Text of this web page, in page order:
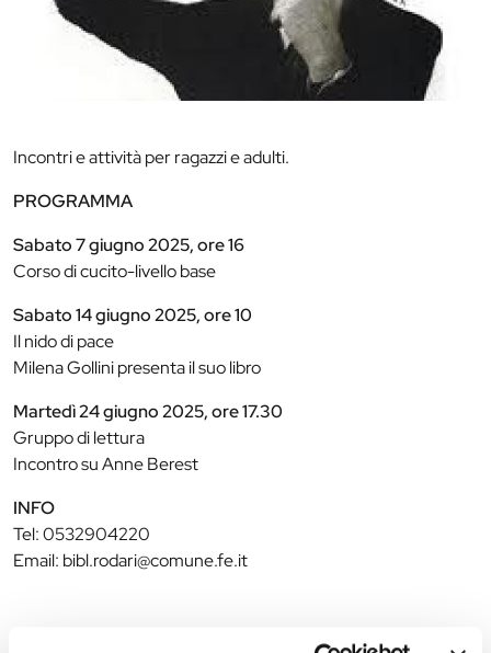
Incontri e attività per ragazzi e adulti.
PROGRAMMA
Sabato 7 giugno 2025, ore 16
Corso di cucito-livello base
Sabato 14 giugno 2025, ore 10
Il nido di pace
Milena Gollini presenta il suo libro
Martedì 24 giugno 2025, ore 17.30
Gruppo di lettura
Incontro su Anne Berest
INFO
Tel: 0532904220
Email: bibl.rodari@comune.fe.it
The editorial team is not responsible for any inaccuracies or